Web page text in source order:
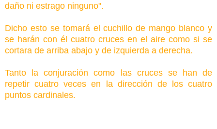
daño ni estrago ninguno".
Dicho esto se tomará el cuchillo de mango blanco y
se harán con él cuatro cruces en el aire como si se
cortara de arriba abajo y de izquierda a derecha.
Tanto la conjuración como las cruces se han de
repetir cuatro veces en la dirección de los cuatro
puntos cardinales.